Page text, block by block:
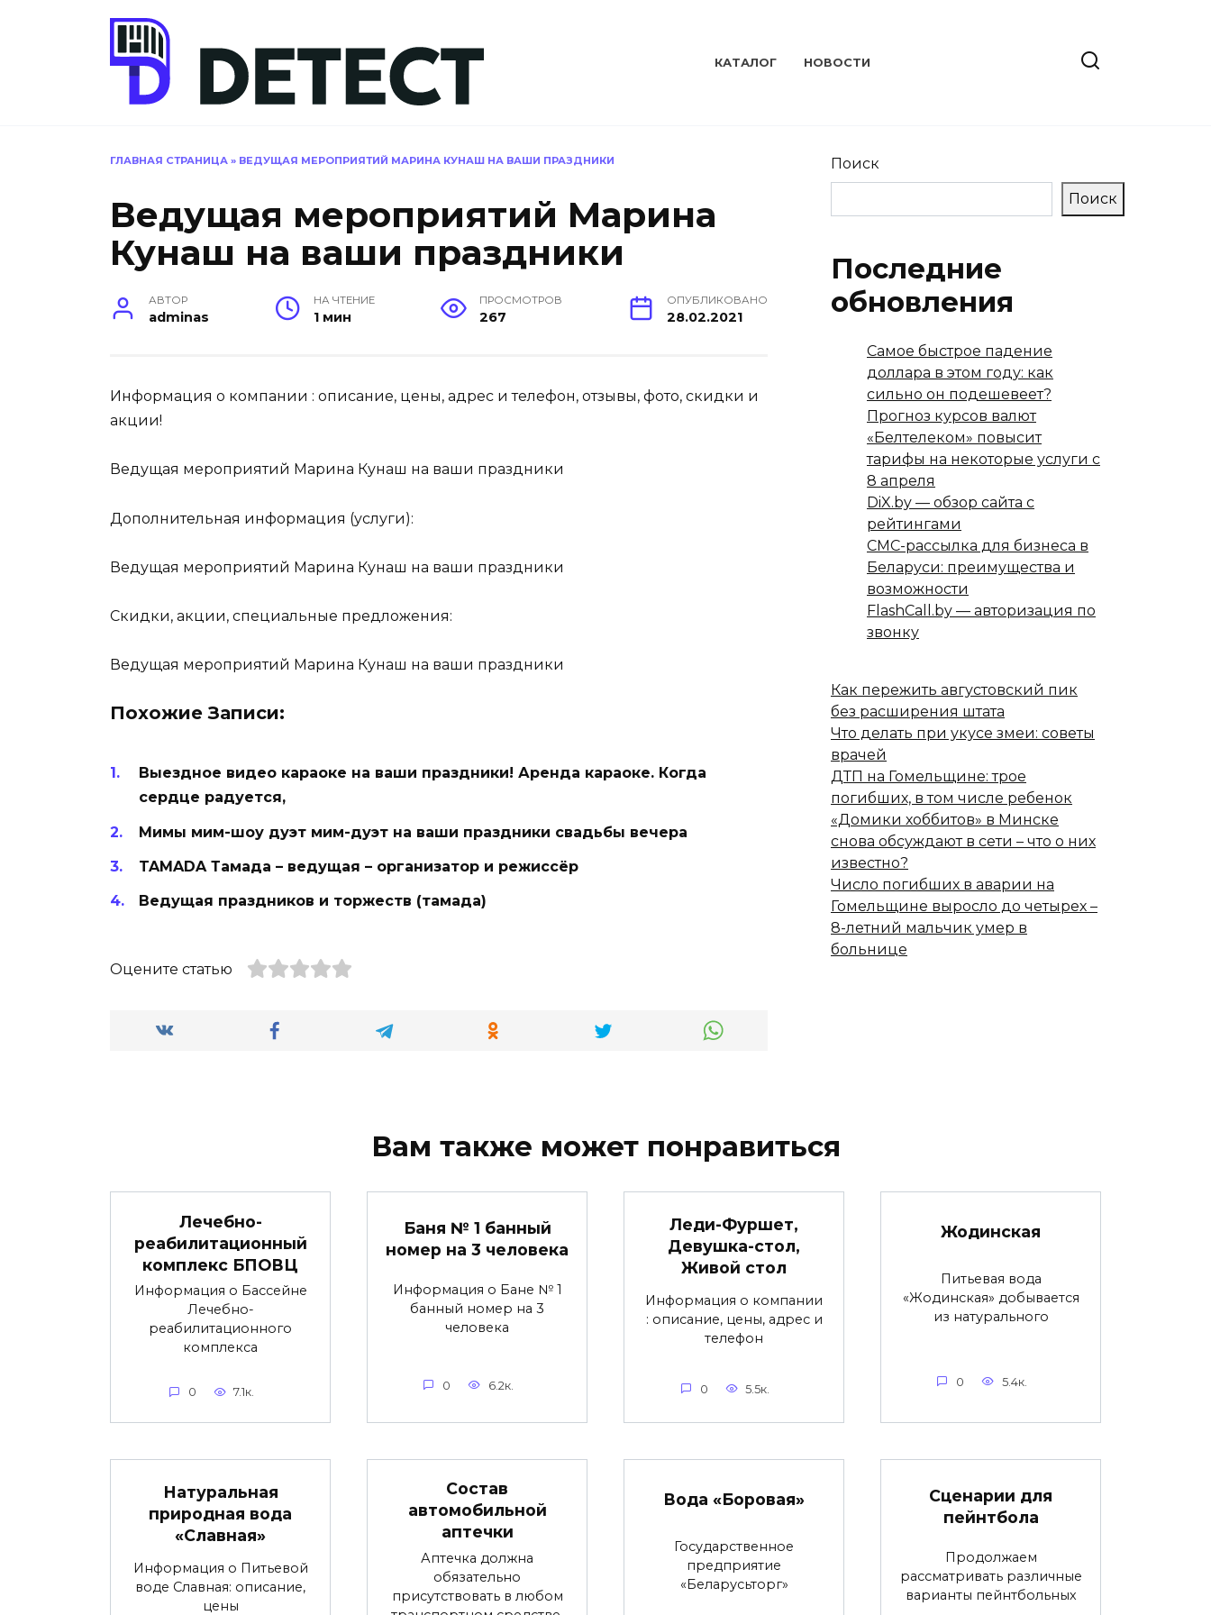
КАТАЛОГ НОВОСТИ
ГЛАВНАЯ СТРАНИЦА » ВЕДУЩАЯ МЕРОПРИЯТИЙ МАРИНА КУНАШ НА ВАШИ ПРАЗДНИКИ
Ведущая мероприятий Марина
Кунаш на ваши праздники
АВТОР
adminas
НА ЧТЕНИЕ
1 мин
ПРОСМОТРОВ
267
ОПУБЛИКОВАНО
28.02.2021
Информация о компании : описание, цены, адрес и телефон, отзывы, фото, скидки и
акции!
Ведущая мероприятий Марина Кунаш на ваши праздники
Дополнительная информация (услуги):
Ведущая мероприятий Марина Кунаш на ваши праздники
Скидки, акции, специальные предложения:
Ведущая мероприятий Марина Кунаш на ваши праздники
Похожие Записи:
Выездное видео караоке на ваши праздники! Аренда караоке. Когда
сердце радуется,
Мимы мим-шоу дуэт мим-дуэт на ваши праздники свадьбы вечера
TAMADA Тамада – ведущая – организатор и режиссёр
Ведущая праздников и торжеств (тамада)
Оцените статью
Поиск
Поиск
Последние
обновления
Самое быстрое падение
доллара в этом году: как
сильно он подешевеет?
Прогноз курсов валют
«Белтелеком» повысит
тарифы на некоторые услуги с
8 апреля
DiX.by — обзор сайта с
рейтингами
СМС-рассылка для бизнеса в
Беларуси: преимущества и
возможности
FlashCall.by — авторизация по
звонку
Как пережить августовский пик
без расширения штата
Что делать при укусе змеи: советы
врачей
ДТП на Гомельщине: трое
погибших, в том числе ребенок
«Домики хоббитов» в Минске
снова обсуждают в сети – что о них
известно?
Число погибших в аварии на
Гомельщине выросло до четырех –
8-летний мальчик умер в
больнице
Вам также может понравиться
Лечебно-
реабилитационный
комплекс БПОВЦ
Информация о Бассейне
Лечебно-
реабилитационного
комплекса
0 7.1к.
Баня № 1 банный
номер на 3 человека
Информация о Бане № 1
банный номер на 3
человека
0 6.2к.
Леди-Фуршет,
Девушка-стол,
Живой стол
Информация о компании
: описание, цены, адрес и
телефон
0 5.5к.
Жодинская
Питьевая вода
«Жодинская» добывается
из натурального
0 5.4к.
Натуральная
природная вода
«Славная»
Информация о Питьевой
воде Славная: описание,
цены
Состав
автомобильной
аптечки
Аптечка должна
обязательно
присутствовать в любом
Вода «Боровая»
Государственное
предприятие
«Беларусьторг»
Сценарии для
пейнтбола
Продолжаем
рассматривать различные
варианты пейнтбольных